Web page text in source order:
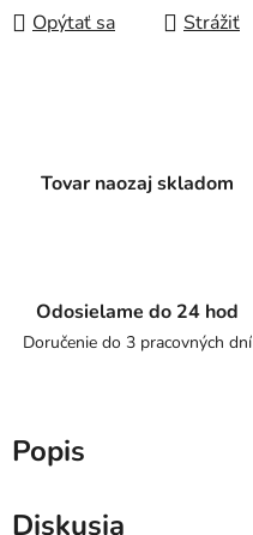
Opýtať sa Strážiť
Tovar naozaj skladom
Odosielame do 24 hod
Doručenie do 3 pracovných dní
Popis
Diskusia